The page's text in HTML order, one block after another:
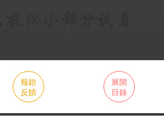
報錯
反饋
展開
目錄